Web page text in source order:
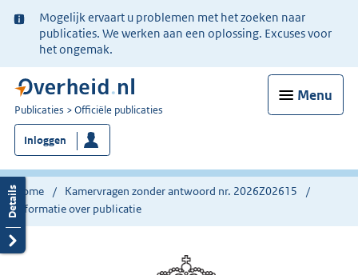
Ter
informatie:
Mogelijk ervaart u problemen met het zoeken naar
publicaties. We werken aan een oplossing. Excuses voor
het ongemak.
Menu
U
bent
nu
hier:
Publicaties Officiële publicaties
Inloggen
Home
Kamervragen zonder antwoord nr. 2026Z02615
Informatie over publicatie